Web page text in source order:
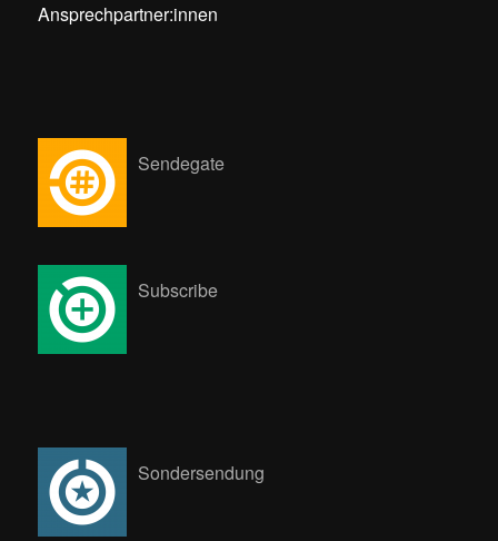
Ansprechpartner:innen
Sendegate
Subscribe
Sondersendung